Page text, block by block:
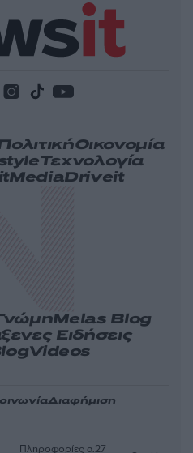
Οικονομία
Τεχνολογία
MediaDriveit
Melas Blog
Ειδήσεις
Videos
Διαφήμιση
Πληροφορίες α.27